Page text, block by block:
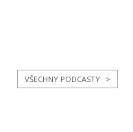
VŠECHNY PODCASTY >